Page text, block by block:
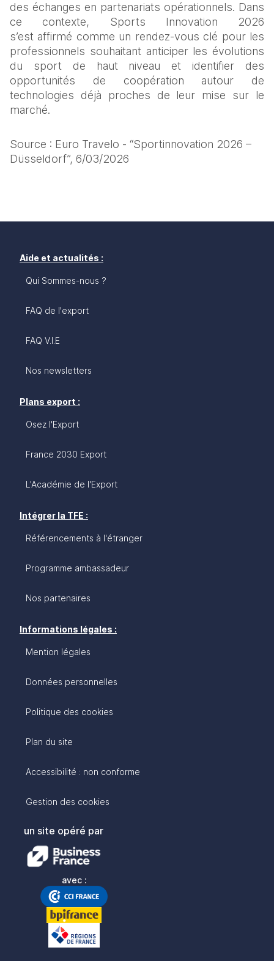
des échanges en partenariats opérationnels. Dans
ce contexte, Sports Innovation 2026
s’est affirmé comme un rendez‑vous clé pour les
professionnels souhaitant anticiper les évolutions
du sport de haut niveau et identifier des
opportunités de coopération autour de
technologies déjà proches de leur mise sur le
marché.
Source : Euro Travelo - “Sportinnovation 2026 –
Düsseldorf”, 6/03/2026
Aide et actualités :
Qui Sommes-nous ?
FAQ de l'export
FAQ V.I.E
Nos newsletters
Plans export :
Osez l'Export
France 2030 Export
L'Académie de l'Export
Intégrer la TFE :
Référencements à l'étranger
Programme ambassadeur
Nos partenaires
Informations légales :
Mention légales
Données personnelles
Politique des cookies
Plan du site
Accessibilité : non conforme
Gestion des cookies
un site opéré par
avec :